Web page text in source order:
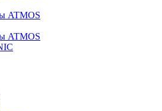
ATMOS
ATMOS